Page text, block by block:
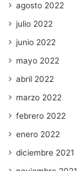
agosto 2022
julio 2022
junio 2022
mayo 2022
abril 2022
marzo 2022
febrero 2022
enero 2022
diciembre 2021